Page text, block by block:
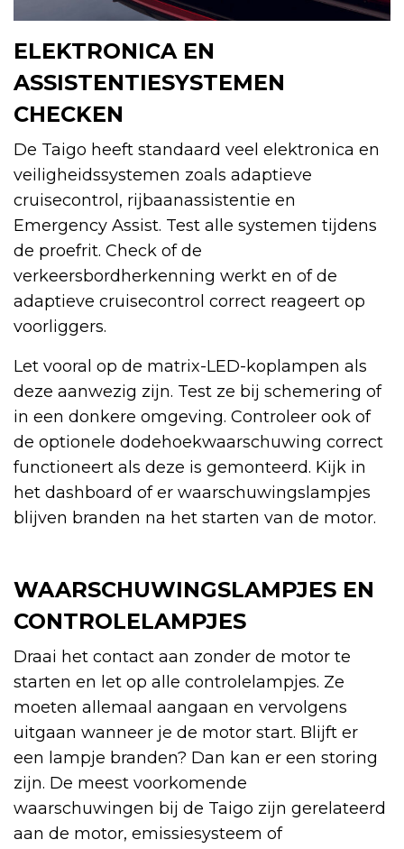
ELEKTRONICA EN
ASSISTENTIESYSTEMEN
CHECKEN
De Taigo heeft standaard veel elektronica en
veiligheidssystemen zoals adaptieve
cruisecontrol, rijbaanassistentie en
Emergency Assist. Test alle systemen tijdens
de proefrit. Check of de
verkeersbordherkenning werkt en of de
adaptieve cruisecontrol correct reageert op
voorliggers.
Let vooral op de matrix-LED-koplampen als
deze aanwezig zijn. Test ze bij schemering of
in een donkere omgeving. Controleer ook of
de optionele dodehoekwaarschuwing correct
functioneert als deze is gemonteerd. Kijk in
het dashboard of er waarschuwingslampjes
blijven branden na het starten van de motor.
WAARSCHUWINGSLAMPJES EN
CONTROLELAMPJES
Draai het contact aan zonder de motor te
starten en let op alle controlelampjes. Ze
moeten allemaal aangaan en vervolgens
uitgaan wanneer je de motor start. Blijft er
een lampje branden? Dan kan er een storing
zijn. De meest voorkomende
waarschuwingen bij de Taigo zijn gerelateerd
aan de motor, emissiesysteem of